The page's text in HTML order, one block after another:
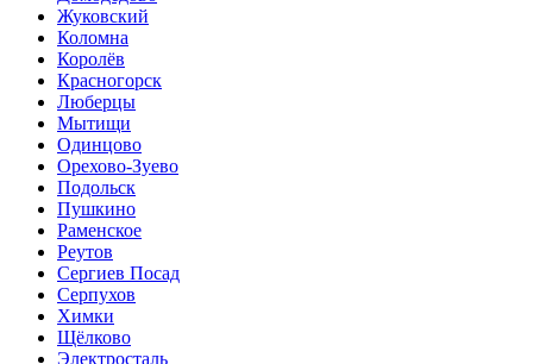
Жуковский
Коломна
Королёв
Красногорск
Люберцы
Мытищи
Одинцово
Орехово-Зуево
Подольск
Пушкино
Раменское
Реутов
Сергиев Посад
Серпухов
Химки
Щёлково
Электросталь